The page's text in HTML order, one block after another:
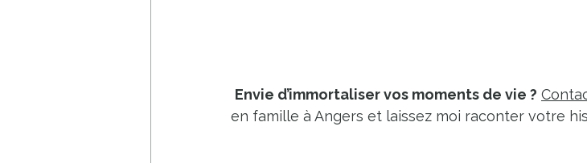
Envie d’immortaliser vos moments de vie ?
en famille à Angers et laissez moi raconter votre